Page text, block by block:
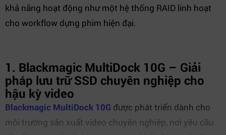
khả năng hoạt động như một hệ thống RAID linh hoạt
cho workflow dựng phim hiện đại.
1. Blackmagic MultiDock 10G – Giải
pháp lưu trữ SSD chuyên nghiệp cho
hậu kỳ video
Blackmagic MultiDock 10G được phát triển dành cho
môi trường sản xuất video chuyên nghiệp, nơi yêu cầu